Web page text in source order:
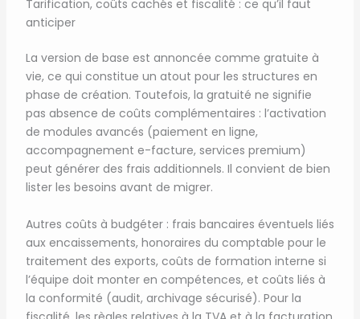
Tarification, coûts cachés et fiscalité : ce qu’il faut
anticiper
La version de base est annoncée comme gratuite à
vie, ce qui constitue un atout pour les structures en
phase de création. Toutefois, la gratuité ne signifie
pas absence de coûts complémentaires : l’activation
de modules avancés (paiement en ligne,
accompagnement e-facture, services premium)
peut générer des frais additionnels. Il convient de bien
lister les besoins avant de migrer.
Autres coûts à budgéter : frais bancaires éventuels liés
aux encaissements, honoraires du comptable pour le
traitement des exports, coûts de formation interne si
l’équipe doit monter en compétences, et coûts liés à
la conformité (audit, archivage sécurisé). Pour la